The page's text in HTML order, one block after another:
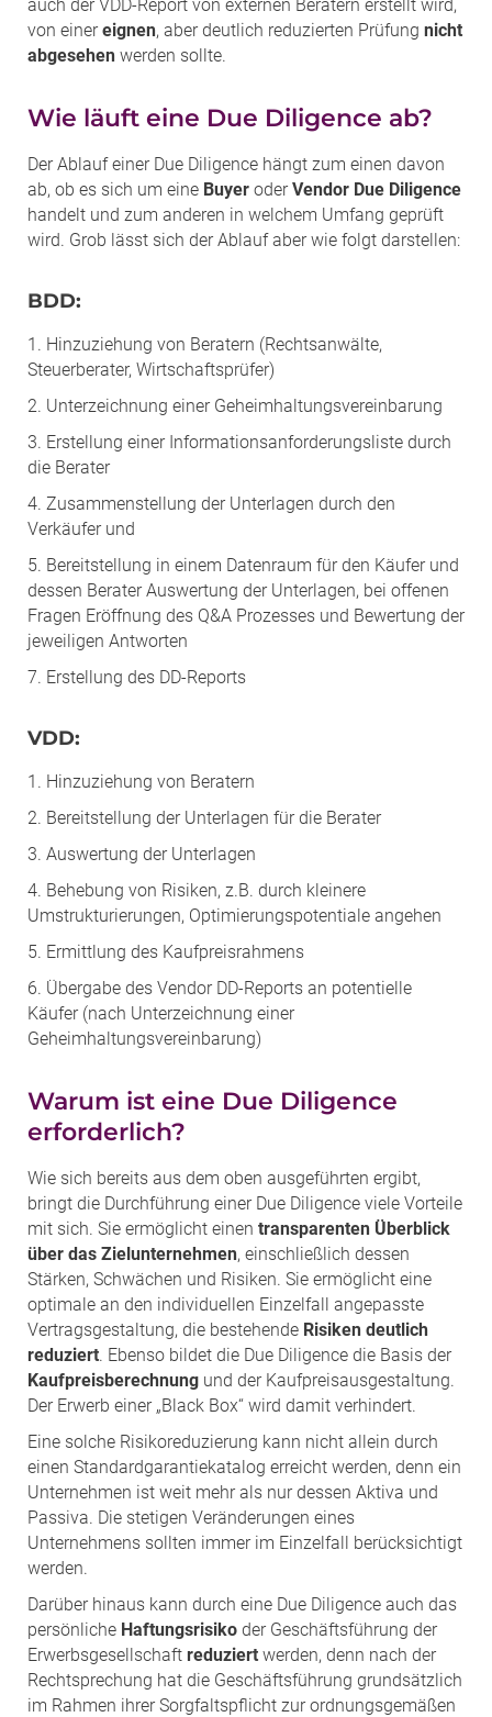
auch der VDD-Report von externen Beratern erstellt wird,
von einereignen, aber deutlich reduzierten Prüfung nicht
abgesehen werden sollte.
Wie läuft eine Due Diligence ab?
Der Ablauf einer Due Diligence hängt zum einen davon
ab, ob es sich um eine Buyer oderVendor Due Diligence
handelt und zum anderen in welchem Umfang geprüft
wird. Grob lässt sich der Ablauf aber wie folgt darstellen:
BDD:
1. Hinzuziehung von Beratern (Rechtsanwälte,
Steuerberater, Wirtschaftsprüfer)
2. Unterzeichnung einer Geheimhaltungsvereinbarung
3. Erstellung einer Informationsanforderungsliste durch
die Berater
4. Zusammenstellung der Unterlagen durch den
Verkäufer und
5. Bereitstellung in einem Datenraum für den Käufer und
dessen Berater Auswertung der Unterlagen, bei offenen
Fragen Eröffnung des Q&A Prozesses und Bewertung der
jeweiligen Antworten
7. Erstellung des DD-Reports
VDD:
1. Hinzuziehung von Beratern
2. Bereitstellung der Unterlagen für die Berater
3. Auswertung der Unterlagen
4. Behebung von Risiken, z.B. durch kleinere
Umstrukturierungen, Optimierungspotentiale angehen
5. Ermittlung des Kaufpreisrahmens
6. Übergabe des Vendor DD-Reports an potentielle
Käufer (nach Unterzeichnung einer
Geheimhaltungsvereinbarung)
Warum ist eine Due Diligence
erforderlich?
Wie sich bereits aus dem oben ausgeführten ergibt,
bringt die Durchführung einer Due Diligence viele Vorteile
mit sich. Sie ermöglicht einen transparenten Überblick
über das Zielunternehmen, einschließlich dessen
Stärken, Schwächen und Risiken. Sie ermöglicht eine
optimale an den individuellen Einzelfall angepasste
Vertragsgestaltung, die bestehende Risiken deutlich
reduziert. Ebenso bildet die Due Diligence die Basis der
Kaufpreisberechnung und der Kaufpreisausgestaltung.
Der Erwerb einer „Black Box“ wird damit verhindert.
Eine solche Risikoreduzierung kann nicht allein durch
einen Standardgarantiekatalog erreicht werden, denn ein
Unternehmen ist weit mehr als nur dessen Aktiva und
Passiva. Die stetigen Veränderungen eines
Unternehmens sollten immer im Einzelfall berücksichtigt
werden.
Darüber hinaus kann durch eine Due Diligence auch das
persönliche Haftungsrisiko der Geschäftsführung der
Erwerbsgesellschaft reduziert werden, denn nach der
Rechtsprechung hat die Geschäftsführung grundsätzlich
im Rahmen ihrer Sorgfaltspflicht zur ordnungsgemäßen